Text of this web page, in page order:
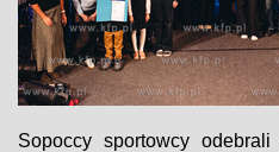
Sopoccy sportowcy